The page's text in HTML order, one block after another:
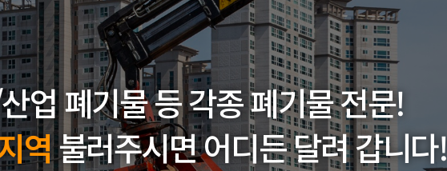
업 폐기물 등 각종 폐기물 전문!
역불러주시면 어디든 달려 갑니다!